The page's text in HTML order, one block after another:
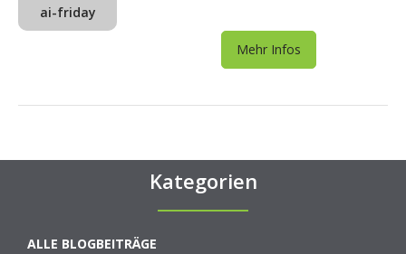
ai-friday
Mehr Infos
Kategorien
ALLE BLOGBEITRÄGE